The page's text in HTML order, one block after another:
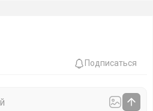
Подписаться